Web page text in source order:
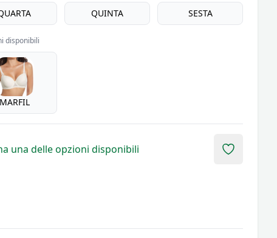
QUINTA SESTA
disponibili
MARFIL
una delle opzioni disponibili Add to